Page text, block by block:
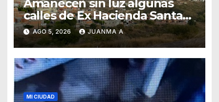
Amanecen sin luz algunas
calles de Ex Hacienda Santa
Teresa
AGO 5, 2026 JUANMA A
MI CIUDAD